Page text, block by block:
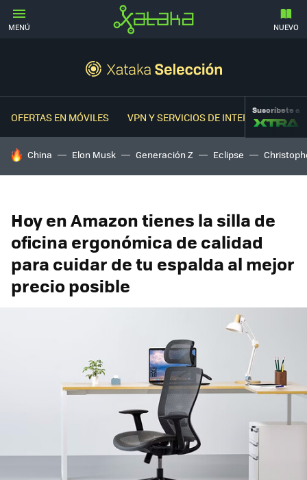
MENÚ NUEVO
OFERTAS EN MÓVILES VPN Y SERVICIOS DE INTERNETSuscríbete a
HOY SE HABLA DE
China Elon Musk Generación Z Eclipse
Hoy en Amazon tienes la silla de
oficina ergonómica de calidad
para cuidar de tu espalda al mejor
precio posible